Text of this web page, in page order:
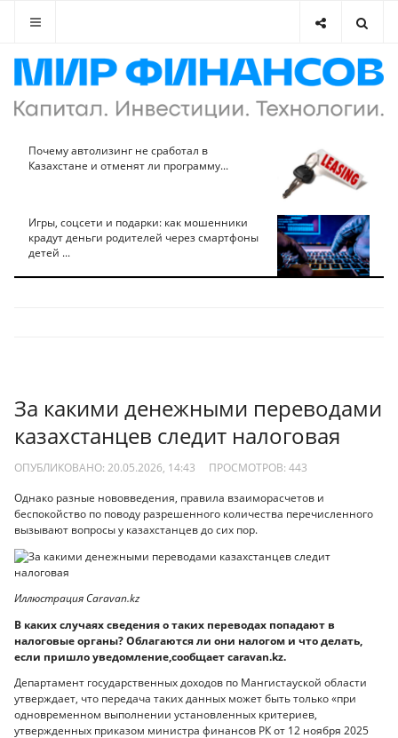
Почему автолизинг не сработал в
Казахстане и отменят ли программу...
Игры, соцсети и подарки: как мошенники
крадут деньги родителей через смартфоны
детей ...
За какими денежными переводами
казахстанцев следит налоговая
ОПУБЛИКОВАНО: 20.05.2026, 14:43 ПРОСМОТРОВ: 443
Однако разные нововведения, правила взаиморасчетов и
беспокойство по поводу разрешенного количества перечисленного
вызывают вопросы у казахстанцев до сих пор.
Иллюстрация Caravan.kz
В каких случаях сведения о таких переводах попадают в
налоговые органы? Облагаются ли они налогом и что делать,
если пришло уведомление,сообщает сaravan.kz.
Департамент государственных доходов по Мангистауской области
утверждает, что передача таких данных может быть только «при
одновременном выполнении установленных критериев,
утвержденных приказом министра финансов РК от 12 ноября 2025